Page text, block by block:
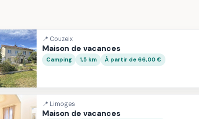
📍 Couzeix
Maison de vacances
Camping 1,5 km À partir de 66,00 €
📍 Limoges
Maison de vacances